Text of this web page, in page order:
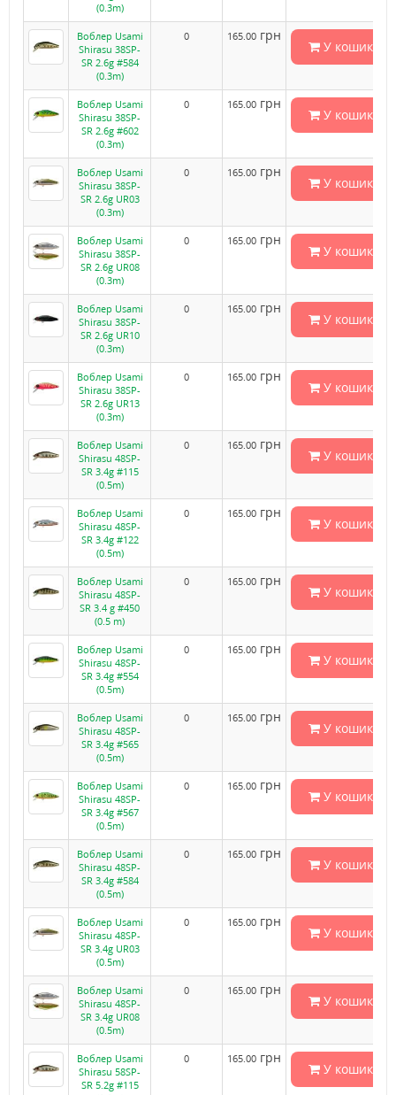
(0.3m)
Воблер Usami
Shirasu 38SP-
SR 2.6g #584
(0.3m)
0 165.00 грн
У кошик
Воблер Usami
Shirasu 38SP-
SR 2.6g #602
(0.3m)
0 165.00 грн
У кошик
Воблер Usami
Shirasu 38SP-
SR 2.6g UR03
(0.3m)
0 165.00 грн
У кошик
Воблер Usami
Shirasu 38SP-
SR 2.6g UR08
(0.3m)
0 165.00 грн
У кошик
Воблер Usami
Shirasu 38SP-
SR 2.6g UR10
(0.3m)
0 165.00 грн
У кошик
Воблер Usami
Shirasu 38SP-
SR 2.6g UR13
(0.3m)
0 165.00 грн
У кошик
Воблер Usami
Shirasu 48SP-
SR 3.4g #115
(0.5m)
0 165.00 грн
У кошик
Воблер Usami
Shirasu 48SP-
SR 3.4g #122
(0.5m)
0 165.00 грн
У кошик
Воблер Usami
Shirasu 48SP-
SR 3.4 g #450
(0.5 m)
0 165.00 грн
У кошик
Воблер Usami
Shirasu 48SP-
SR 3.4g #554
(0.5m)
0 165.00 грн
У кошик
Воблер Usami
Shirasu 48SP-
SR 3.4g #565
(0.5m)
0 165.00 грн
У кошик
Воблер Usami
Shirasu 48SP-
SR 3.4g #567
(0.5m)
0 165.00 грн
У кошик
Воблер Usami
Shirasu 48SP-
SR 3.4g #584
(0.5m)
0 165.00 грн
У кошик
Воблер Usami
Shirasu 48SP-
SR 3.4g UR03
(0.5m)
0 165.00 грн
У кошик
Воблер Usami
Shirasu 48SP-
SR 3.4g UR08
(0.5m)
0 165.00 грн
У кошик
Воблер Usami
Shirasu 58SP-
SR 5.2g #115
0 165.00 грн
У кошик